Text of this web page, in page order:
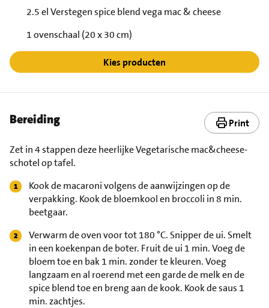
2.5 el Verstegen spice blend vega mac & cheese
1 ovenschaal (20 x 30 cm)
Kies producten
Bereiding Print
Zet in 4 stappen deze heerlijke Vegetarische mac&cheese-
schotel op tafel.
Kook de macaroni volgens de aanwijzingen op de
verpakking. Kook de bloemkool en broccoli in 8 min.
beetgaar.
Verwarm de oven voor tot 180 °C. Snipper de ui. Smelt
in een koekenpan de boter. Fruit de ui 1 min. Voeg de
bloem toe en bak 1 min. zonder te kleuren. Voeg
langzaam en al roerend met een garde de melk en de
spice blend toe en breng aan de kook. Kook de saus 1
min. zachtjes.